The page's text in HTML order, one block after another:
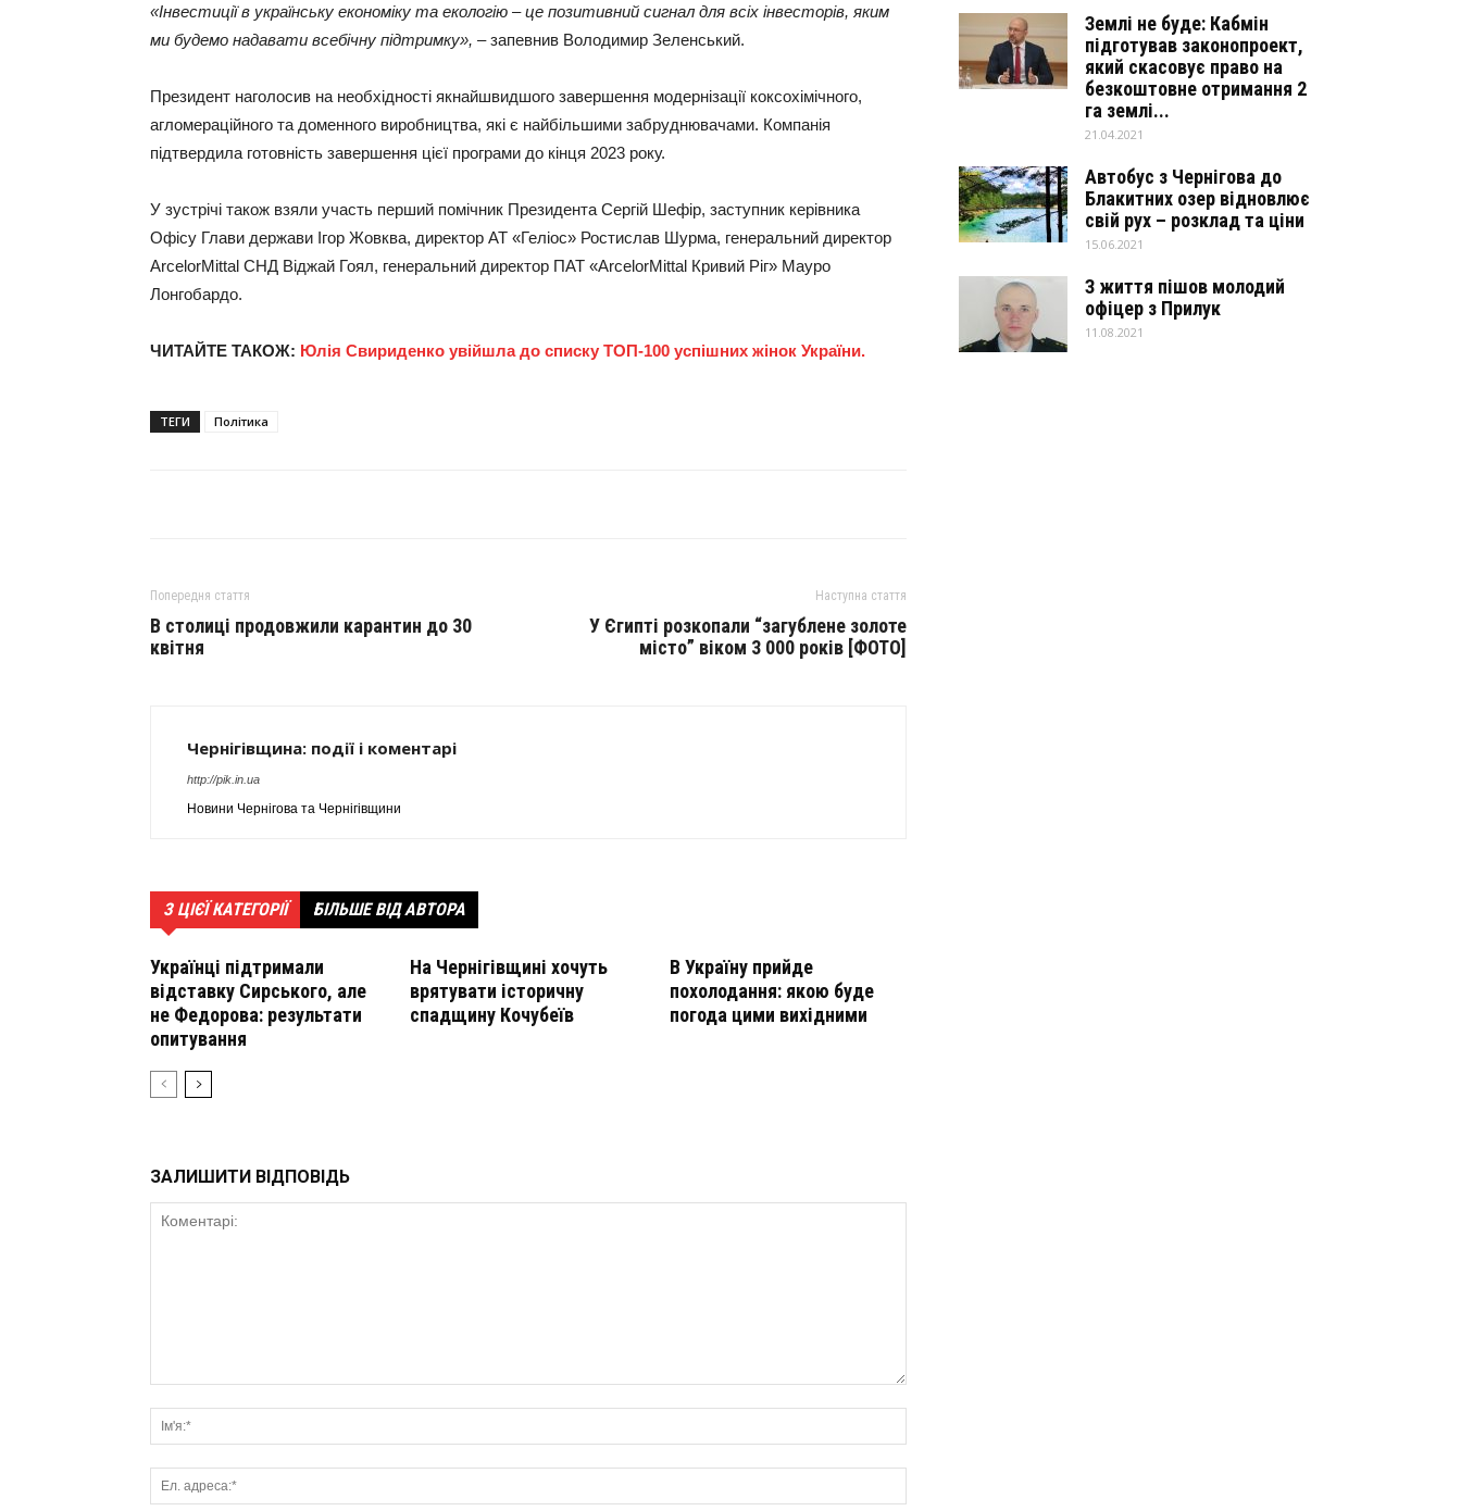
«Інвестиції в українську економіку та екологію – це позитивний сигнал для всіх інвесторів, яким
ми будемо надавати всебічну підтримку», – запевнив Володимир Зеленський.
Президент наголосив на необхідності якнайшвидшого завершення модернізації коксохімічного,
агломераційного та доменного виробництва, які є найбільшими забруднювачами. Компанія
підтвердила готовність завершення цієї програми до кінця 2023 року.
У зустрічі також взяли участь перший помічник Президента Сергій Шефір, заступник керівника
Офісу Глави держави Ігор Жовква, директор АТ «Геліос» Ростислав Шурма, генеральний директор
ArcelorMittal СНД Віджай Гоял, генеральний директор ПАТ «ArcelorMittal Кривий Ріг» Мауро
Лонгобардо.
ЧИТАЙТЕ ТАКОЖ: Юлія Свириденко увійшла до списку ТОП-100 успішних жінок України.
ТЕГИ Політика
Попередня стаття
В столиці продовжили карантин до 30
квітня
Наступна стаття
У Єгипті розкопали “загублене золоте
місто” віком 3 000 років [ФОТО]
Чернігівщина: події і коментарі
http://pik.in.ua
Новини Чернігова та Чернігівщини
З ЦІЄЇ КАТЕГОРІЇ БІЛЬШЕ ВІД АВТОРА
Українці підтримали
відставку Сирського, але
не Федорова: результати
опитування
На Чернігівщині хочуть
врятувати історичну
спадщину Кочубеїв
В Україну прийде
похолодання: якою буде
погода цими вихідними
ЗАЛИШИТИ ВІДПОВІДЬ
Землі не буде: Кабмін
підготував законопроект,
який скасовує право на
безкоштовне отримання 2
га землі...
21.04.2021
Автобус з Чернігова до
Блакитних озер відновлює
свій рух – розклад та ціни
15.06.2021
З життя пішов молодий
офіцер з Прилук
11.08.2021